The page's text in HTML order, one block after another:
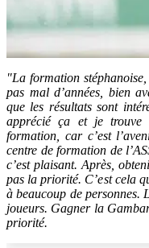
"La formation
pas mal d’années, bien
que les résultats sont
apprécié ça et je
formation, car c’est
centre de formation de
c’est plaisant. Après,
pas la priorité. C’est cela
à beaucoup de personnes.
joueurs. Gagner la
priorité.